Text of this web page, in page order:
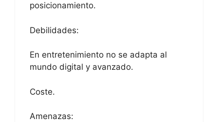
posicionamiento.
Debilidades:
En entretenimiento no se adapta al
mundo digital y avanzado.
Coste.
Amenazas: